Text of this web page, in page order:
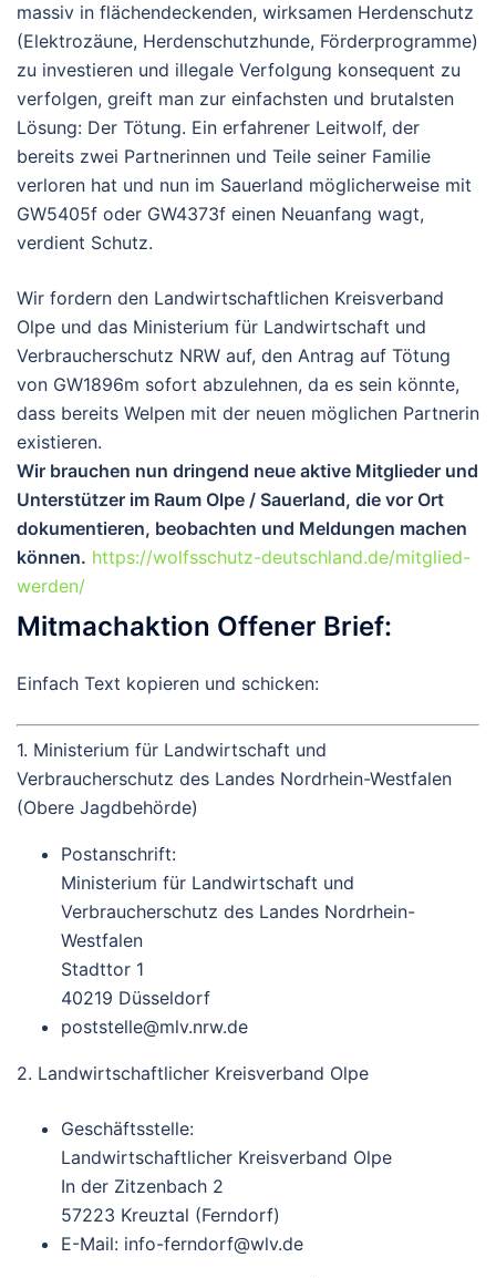
massiv in flächendeckenden, wirksamen Herdenschutz
(Elektrozäune, Herdenschutzhunde, Förderprogramme)
zu investieren und illegale Verfolgung konsequent zu
verfolgen, greift man zur einfachsten und brutalsten
Lösung: Der Tötung. Ein erfahrener Leitwolf, der
bereits zwei Partnerinnen und Teile seiner Familie
verloren hat und nun im Sauerland möglicherweise mit
GW5405f oder GW4373f einen Neuanfang wagt,
verdient Schutz.
Wir fordern den Landwirtschaftlichen Kreisverband
Olpe und das Ministerium für Landwirtschaft und
Verbraucherschutz NRW auf, den Antrag auf Tötung
von GW1896m sofort abzulehnen, da es sein könnte,
dass bereits Welpen mit der neuen möglichen Partnerin
existieren.
Wir brauchen nun dringend neue aktive Mitglieder und
Unterstützer im Raum Olpe / Sauerland, die vor Ort
dokumentieren, beobachten und Meldungen machen
können. https://wolfsschutz-deutschland.de/mitglied-
werden/
Mitmachaktion Offener Brief:
Einfach Text kopieren und schicken:
1. Ministerium für Landwirtschaft und
Verbraucherschutz des Landes Nordrhein-Westfalen
(Obere Jagdbehörde)
Postanschrift:
Ministerium für Landwirtschaft und
Verbraucherschutz des Landes Nordrhein-
Westfalen
Stadttor 1
40219 Düsseldorf
poststelle@mlv.nrw.de
2. Landwirtschaftlicher Kreisverband Olpe
Geschäftsstelle:
Landwirtschaftlicher Kreisverband Olpe
In der Zitzenbach 2
57223 Kreuztal (Ferndorf)
E-Mail: info-ferndorf@wlv.de